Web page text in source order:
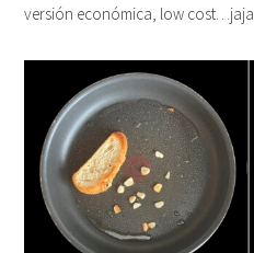
versión económica, low cost…jaja